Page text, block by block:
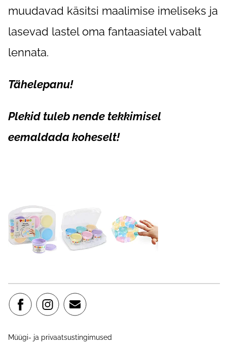
muudavad käsitsi maalimise imeliseks ja
lasevad lastel oma fantaasiatel vabalt
lennata.
Tähelepanu!
Plekid tuleb nende tekkimisel
eemaldada koheselt!
Müügi- ja privaatsustingimused